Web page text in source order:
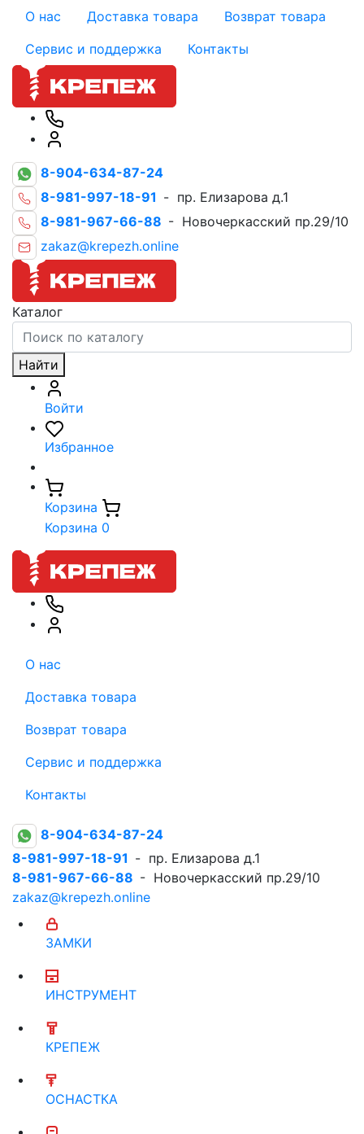
О нас Доставка товара
Возврат товара
Сервис и поддержка
Контакты
8-904-634-87-24
8-981-997-18-91 - пр. Елизарова д.1
8-981-967-66-88 - Новочеркасский пр.29/10
zakaz@krepezh.online
Каталог
Найти
Войти
Избранное
Корзина
Корзина 0
О нас
Доставка товара
Возврат товара
Сервис и поддержка
Контакты
8-904-634-87-24
8-981-997-18-91 - пр. Елизарова д.1
8-981-967-66-88 - Новочеркасский пр.29/10
zakaz@krepezh.online
ЗАМКИ
ИНСТРУМЕНТ
КРЕПЕЖ
ОСНАСТКА